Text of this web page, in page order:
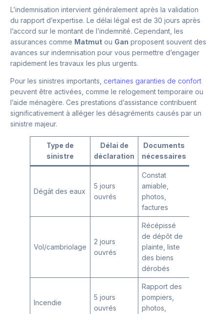
L’indemnisation intervient généralement après la validation
du rapport d’expertise. Le délai légal est de 30 jours après
l’accord sur le montant de l’indemnité. Cependant, les
assurances comme Matmut ou Gan proposent souvent des
avances sur indemnisation pour vous permettre d’engager
rapidement les travaux les plus urgents.
Pour les sinistres importants,certaines garanties de confort
peuvent être activées, comme le relogement temporaire ou
l’aide ménagère. Ces prestations d’assistance contribuent
significativement à alléger les désagréments causés par un
sinistre majeur.
Type de
sinistre
Délai de
déclaration
Documents
nécessaires
Dégât des eaux
5 jours
ouvrés
Constat
amiable,
photos,
factures
Vol/cambriolage
2 jours
ouvrés
Récépissé
de dépôt de
plainte, liste
des biens
dérobés
Incendie
5 jours
ouvrés
Rapport des
pompiers,
photos,